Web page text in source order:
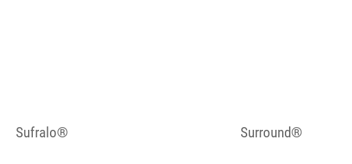
Sufralo® Surround®